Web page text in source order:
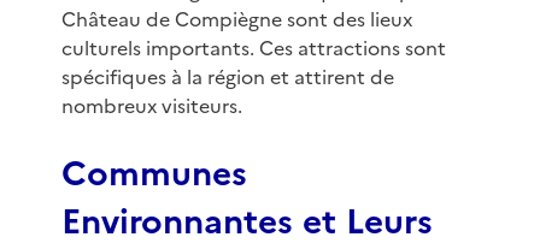
Château de Compiègne sont des lieux
culturels importants. Ces attractions sont
spécifiques à la région et attirent de
nombreux visiteurs.
Communes
Environnantes et Leurs